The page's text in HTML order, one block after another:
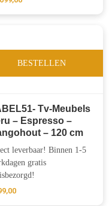
BESTELLEN
Tv-Meubels
– Espresso –
– 120 cm
leverbaar! Binnen 1-5
gratis